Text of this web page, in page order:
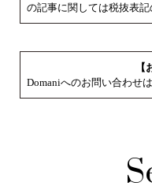
の記事に関しては税抜表記
【
Domaniへのお問い合わせ